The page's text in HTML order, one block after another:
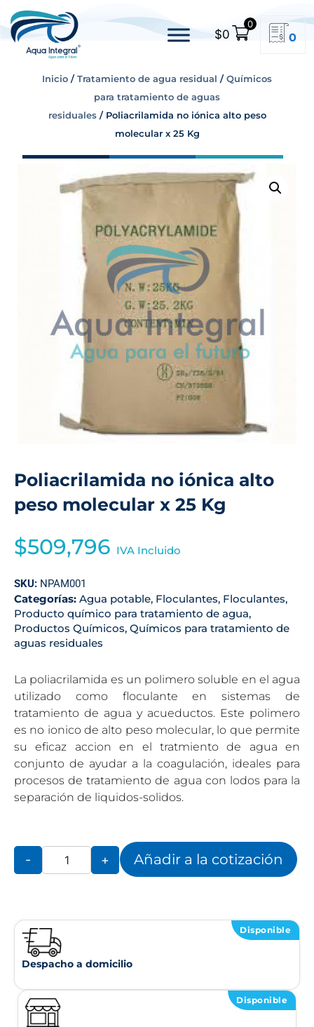
$0
0
0
Inicio /Tratamiento de agua residual /Químicos
para tratamiento de aguas
residuales/ Poliacrilamida no iónica alto peso
molecular x 25 Kg
Poliacrilamida no iónica alto
peso molecular x 25 Kg
$509,796 IVA Incluido
SKU: NPAM001
Categorías: Agua potable, Floculantes, Floculantes,
Producto químico para tratamiento de agua,
Productos Químicos, Químicos para tratamiento de
aguas residuales
La poliacrilamida es un polimero soluble en el agua
utilizado como floculante en sistemas de
tratamiento de agua y acueductos. Este polimero
es no ionico de alto peso molecular, lo que permite
su eficaz accion en el tratmiento de agua en
conjunto de ayudar a la coagulación, ideales para
procesos de tratamiento de agua con lodos para la
separación de liquidos-solidos.
- + Añadir a la cotización
Disponible
Despacho a domicilio
Disponible